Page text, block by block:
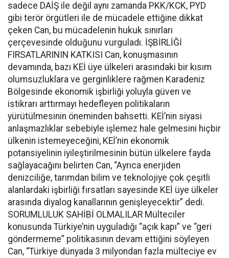
sadece DAİŞ ile değil aynı zamanda PKK/KCK, PYD
gibi terör örgütleri ile de mücadele ettiğine dikkat
çeken Can, bu mücadelenin hukuk sınırları
çerçevesinde olduğunu vurguladı. İŞBİRLİĞİ
FIRSATLARININ KATKISI Can, konuşmasının
devamında, bazı KEİ üye ülkeleri arasındaki bir kısım
olumsuzluklara ve gerginliklere rağmen Karadeniz
Bölgesinde ekonomik işbirliği yoluyla güven ve
istikrarı arttırmayı hedefleyen politikaların
yürütülmesinin öneminden bahsetti. KEİ’nin siyasi
anlaşmazlıklar sebebiyle işlemez hale gelmesini hiçbir
ülkenin istemeyeceğini, KEİ’nin ekonomik
potansiyelinin iyileştirilmesinin bütün ülkelere fayda
sağlayacağını belirten Can, “Ayrıca enerjiden
denizciliğe, tarımdan bilim ve teknolojiye çok çeşitli
alanlardaki işbirliği fırsatları sayesinde KEİ üye ülkeler
arasında diyalog kanallarının genişleyecektir” dedi.
SORUMLULUK SAHİBİ OLMALILAR Mülteciler
konusunda Türkiye’nin uyguladığı “açık kapı” ve “geri
göndermeme” politikasının devam ettiğini söyleyen
Can, “Türkiye dünyada 3 milyondan fazla mülteciye ev